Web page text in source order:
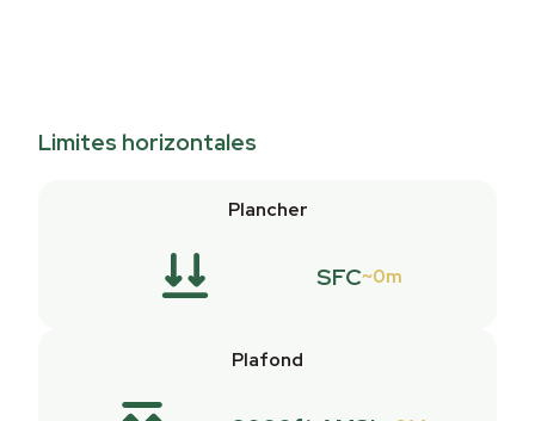
Limites horizontales
Plancher
SFC 0m
Plafond